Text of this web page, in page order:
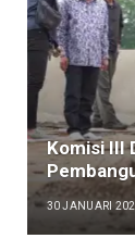
Komisi III
30 JANUARI